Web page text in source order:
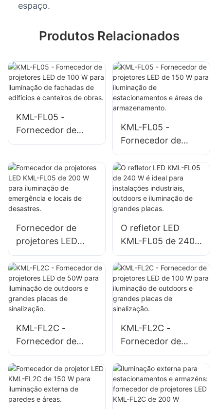
espaço.
Produtos Relacionados
KML-FL05 -
Fornecedor de
projetores LED de
iluminação de
fachadas de
edifícios e
canteiros de obras.
KML-FL05 -
Fornecedor de
projetores LED de
150 W para
iluminação de
estacionamentos e
áreas de
Fornecedor de
projetores LED
KML-FL05 de 200
W para iluminação
de emergência e
locais de desastres.
O refletor LED
KML-FL05 de 240
W é ideal para
instalações
industriais,
outdoors e
iluminação de
KML-FL2C -
Fornecedor de
projetores LED de
50W para
iluminação de
outdoors e grandes
KML-FL2C -
Fornecedor de
projetores LED de
100 W para
iluminação de
outdoors e grandes